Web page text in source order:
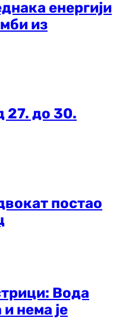
енергији
из
27. до 30.
постао
Вода
нема је